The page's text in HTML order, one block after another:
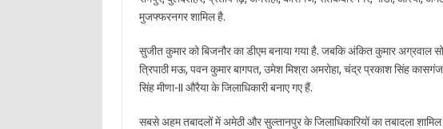
मुजफ्फरनगर शामिल है.
सुजीत कुमार को बिजनौर का डीएम बनाया गया है. जबकि अंकित कुमार अग्रवाल
त्रिपाठी मऊ, पवन कुमार बागपत, उमेश मिश्रा अमरोहा, चंद्र प्रकाश सिंह
सिंह मीणा-II औरैया के जिलाधिकारी बनाए गए हैं.
सबसे अहम तबादलों में अमेठी और सुल्तानपुर के जिलाधिकारियों का तबादला शामिल